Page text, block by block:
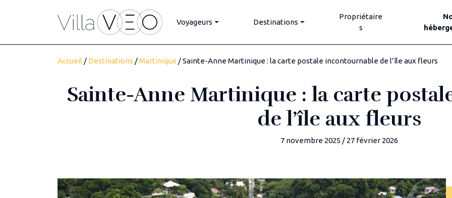
Voyageurs Destinations
Propriétaire
s
Accueil / Destinations /Martinique / Sainte-Anne Martinique : la carte postale incontournable de l’île aux fleurs
Sainte-Anne Martinique : la carte
de l’île aux fleurs
7 novembre 2025 / 27 février 2026